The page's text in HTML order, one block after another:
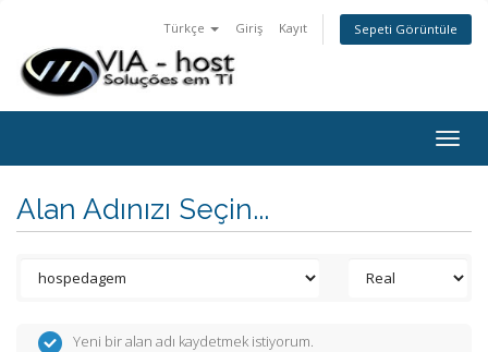
Türkçe Giriş Kayıt Sepeti Görüntüle
Alan Adınızı Seçin...
Yeni bir alan adı kaydetmek istiyorum.